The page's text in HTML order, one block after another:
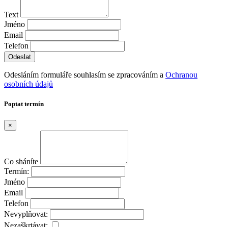
Text
Jméno
Email
Telefon
Odesláním formuláře souhlasím se zpracováním a Ochranou
osobních údajů
Poptat termín
×
Co sháníte
Termín:
Jméno
Email
Telefon
Nevyplňovat:
Nezaškrtávat: